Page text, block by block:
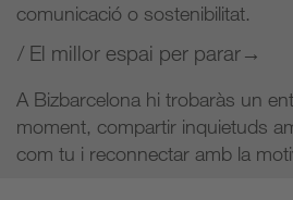
comunicació o sostenibilitat.
/ El millor espai per parar→
A Bizbarcelona hi trobaràs un
moment, compartir inquietuds
com tu i reconnectar amb la